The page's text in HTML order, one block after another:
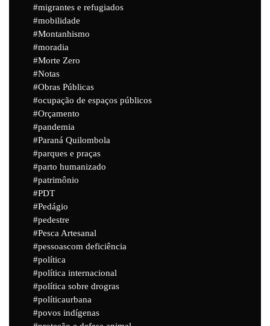
migrantes e refugiados
mobilidade
Montanhismo
moradia
Morte Zero
Notas
Obras Públicas
ocupação de espaços públicos
Orçamento
pandemia
Paraná Quilombola
parques e praças
parto humanizado
patrimônio
PDT
Pedágio
pedestre
Pesca Artesanal
pessoascom deficiência
política
política internacional
política sobre drogras
políticaurbana
povos indígenas